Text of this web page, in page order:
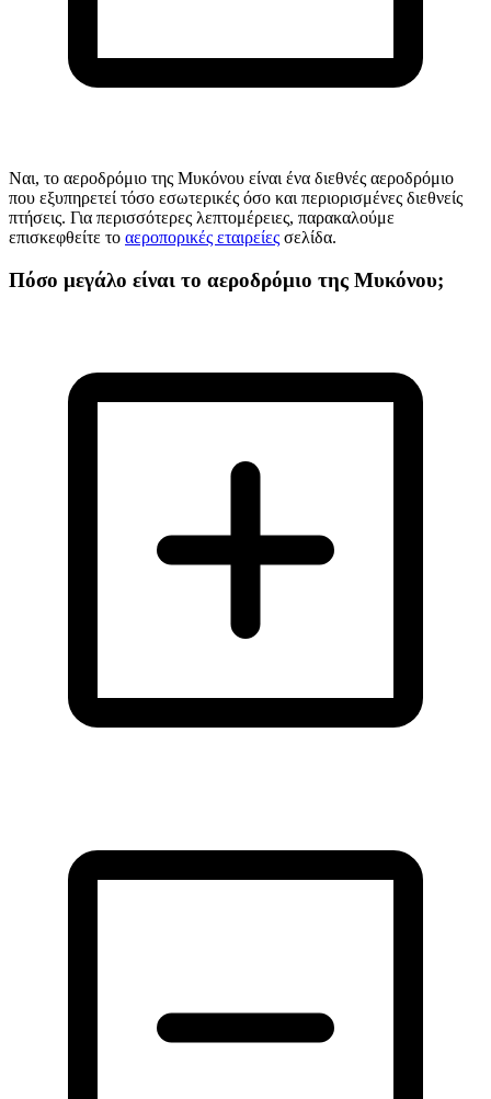
Ναι, το αεροδρόμιο της Μυκόνου είναι ένα διεθνές αεροδρόμιο
που εξυπηρετεί τόσο εσωτερικές όσο και περιορισμένες διεθνείς
πτήσεις. Για περισσότερες λεπτομέρειες, παρακαλούμε
επισκεφθείτε το αεροπορικές εταιρείες σελίδα.
Πόσο μεγάλο είναι το αεροδρόμιο της Μυκόνου;